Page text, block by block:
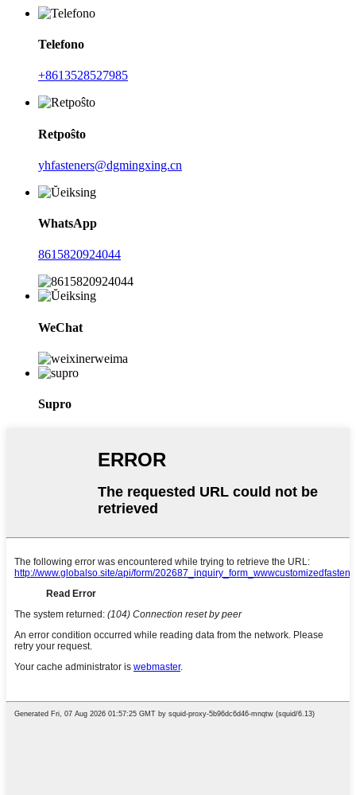
Telefono
+8613528527985
Retpoŝto
yhfasteners@dgmingxing.cn
WhatsApp
8615820924044
WeChat
Supro